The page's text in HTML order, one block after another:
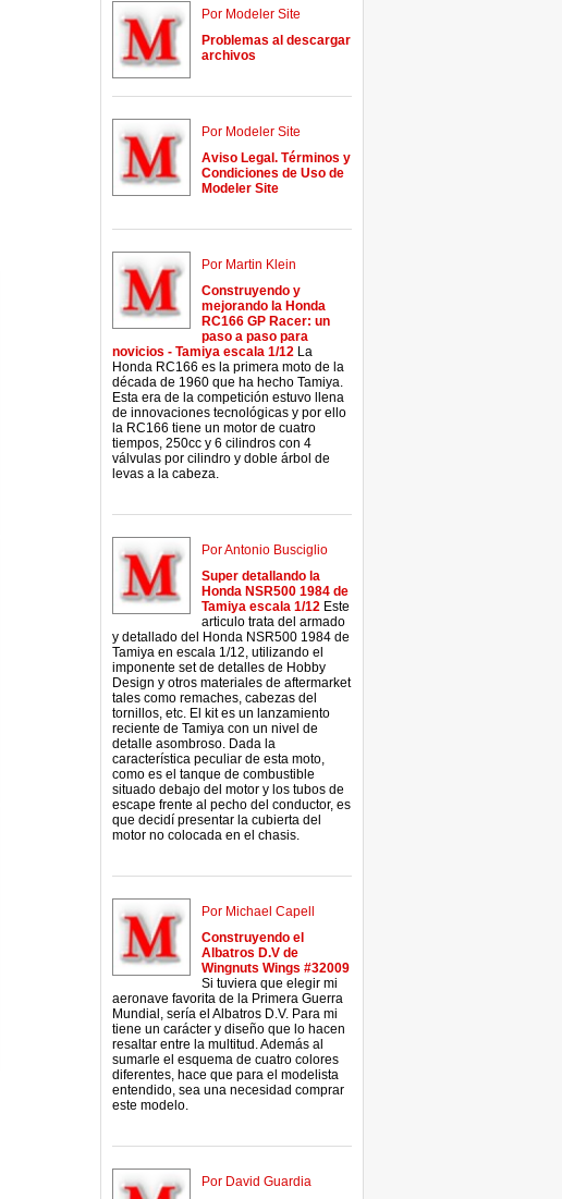
Por Modeler Site
Problemas al descargar
archivos
Por Modeler Site
Aviso Legal. Términos y
Condiciones de Uso de
Modeler Site
Por Martin Klein
Construyendo y
mejorando la Honda
RC166 GP Racer: un
paso a paso para
novicios - Tamiya escala 1/12 La
Honda RC166 es la primera moto de la
década de 1960 que ha hecho Tamiya.
Esta era de la competición estuvo llena
de innovaciones tecnológicas y por ello
la RC166 tiene un motor de cuatro
tiempos, 250cc y 6 cilindros con 4
válvulas por cilindro y doble árbol de
levas a la cabeza.
Por Antonio Busciglio
Super detallando la
Honda NSR500 1984 de
Tamiya escala 1/12 Este
articulo trata del armado
y detallado del Honda NSR500 1984 de
Tamiya en escala 1/12, utilizando el
imponente set de detalles de Hobby
Design y otros materiales de aftermarket
tales como remaches, cabezas del
tornillos, etc. El kit es un lanzamiento
reciente de Tamiya con un nivel de
detalle asombroso. Dada la
característica peculiar de esta moto,
como es el tanque de combustible
situado debajo del motor y los tubos de
escape frente al pecho del conductor, es
que decidí presentar la cubierta del
motor no colocada en el chasis.
Por Michael Capell
Construyendo el
Albatros D.V de
Wingnuts Wings #32009
Si tuviera que elegir mi
aeronave favorita de la Primera Guerra
Mundial, sería el Albatros D.V. Para mi
tiene un carácter y diseño que lo hacen
resaltar entre la multitud. Además al
sumarle el esquema de cuatro colores
diferentes, hace que para el modelista
entendido, sea una necesidad comprar
este modelo.
Por David Guardia